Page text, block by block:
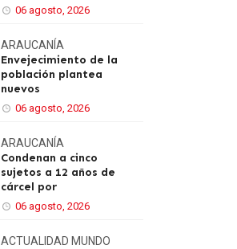
06 agosto, 2026
ARAUCANÍA
Envejecimiento de la
población plantea
nuevos
06 agosto, 2026
ARAUCANÍA
Condenan a cinco
sujetos a 12 años de
cárcel por
06 agosto, 2026
ACTUALIDAD MUNDO